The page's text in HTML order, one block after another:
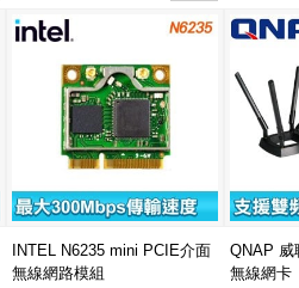
INTEL N6235 mini PCIE介面
無線網路模組
QNAP 威
無線網卡